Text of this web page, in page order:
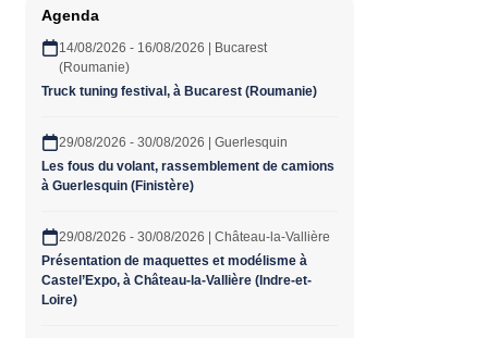
Agenda
14/08/2026 - 16/08/2026 | Bucarest
(Roumanie)
Truck tuning festival, à Bucarest (Roumanie)
29/08/2026 - 30/08/2026 | Guerlesquin
Les fous du volant, rassemblement de camions
à Guerlesquin (Finistère)
29/08/2026 - 30/08/2026 | Château-la-Vallière
Présentation de maquettes et modélisme à
Castel’Expo, à Château-la-Vallière (Indre-et-
Loire)